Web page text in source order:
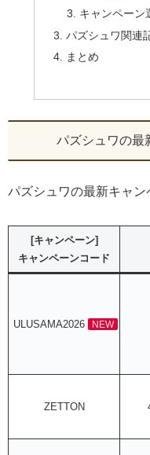
キャンペーン
パズシュワ関連
まとめ
パズシュワの最
パズシュワの最新キャン
[キャンペーン]
キャンペーンコード
ULUSAMA2026 NEW
ZETTON